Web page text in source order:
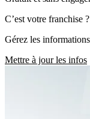
C’est votre franchise ?
Gérez les
Mettre à jour les infos